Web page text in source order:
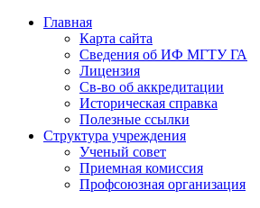
Главная
Карта сайта
Сведения об ИФ МГТУ ГА
Лицензия
Св-во об аккредитации
Историческая справка
Полезные ссылки
Структура учреждения
Ученый совет
Приемная комиссия
Профсоюзная организация